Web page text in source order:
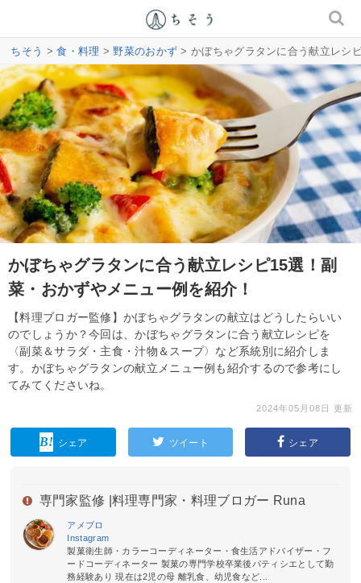
ちそう >食・料理 >野菜のおかず > かぼちゃグラタンに合う献立レシ
かぼちゃグラタンに合う献立レシピ15選！副
菜・おかずやメニュー例を紹介！
【料理ブロガー監修】かぼちゃグラタンの献立はどうしたらいい
のでしょうか？今回は、かぼちゃグラタンに合う献立レシピを
〈副菜＆サラダ・主食・汁物＆スープ〉など系統別に紹介しま
す。かぼちゃグラタンの献立メニュー例も紹介するので参考にし
てみてくださいね。
2024年05月08日 更新
シェア ツイート シェア
専門家監修 | 料理専門家・料理ブロガー Runa
アメブロ
Instagram
製菓衛生師・カラーコーディネーター・食生活アドバイザー・フ
ードコーディネーター 製菓の専門学校卒業後パティシエとして勤
務経験あり 現在は2児の母 離乳食、幼児食など...